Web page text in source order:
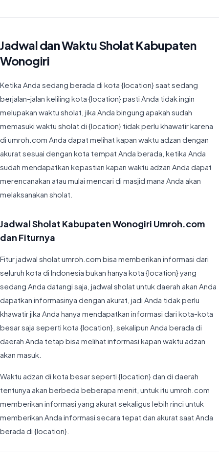
Jadwal dan Waktu Sholat Kabupaten
Wonogiri
Ketika Anda sedang berada di kota {location} saat sedang
berjalan-jalan keliling kota {location} pasti Anda tidak ingin
melupakan waktu sholat, jika Anda bingung apakah sudah
memasuki waktu sholat di {location} tidak perlu khawatir karena
di umroh.com Anda dapat melihat kapan waktu adzan dengan
akurat sesuai dengan kota tempat Anda berada, ketika Anda
sudah mendapatkan kepastian kapan waktu adzan Anda dapat
merencanakan atau mulai mencari di masjid mana Anda akan
melaksanakan sholat.
Jadwal Sholat Kabupaten Wonogiri Umroh.com
dan Fiturnya
Fitur jadwal sholat umroh.com bisa memberikan informasi dari
seluruh kota di Indonesia bukan hanya kota {location} yang
sedang Anda datangi saja, jadwal sholat untuk daerah akan Anda
dapatkan informasinya dengan akurat, jadi Anda tidak perlu
khawatir jika Anda hanya mendapatkan informasi dari kota-kota
besar saja seperti kota {location}, sekalipun Anda berada di
daerah Anda tetap bisa melihat informasi kapan waktu adzan
akan masuk.
Waktu adzan di kota besar seperti {location} dan di daerah
tentunya akan berbeda beberapa menit, untuk itu umroh.com
memberikan informasi yang akurat sekaligus lebih rinci untuk
memberikan Anda informasi secara tepat dan akurat saat Anda
berada di {location}.